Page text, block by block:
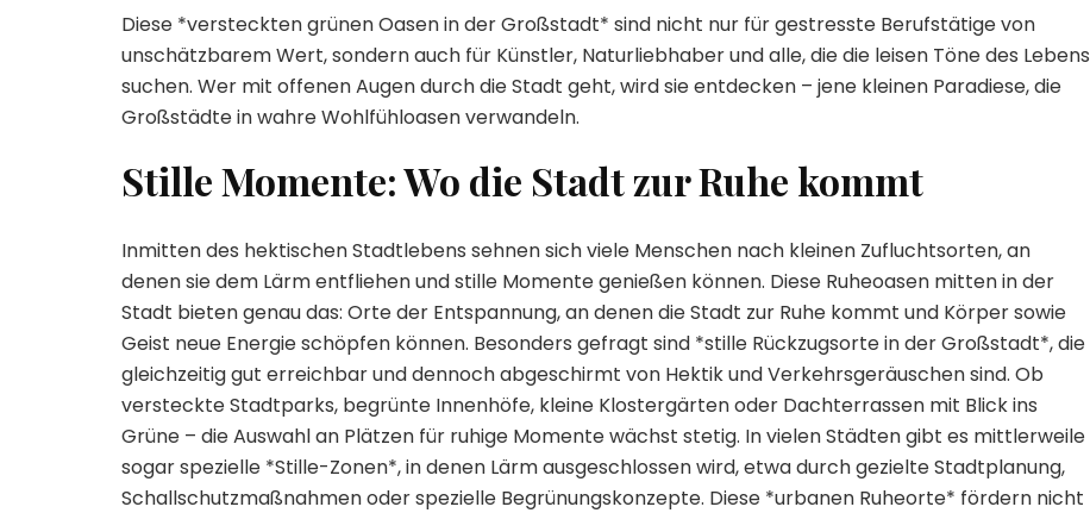
Diese *versteckten grünen Oasen in der Großstadt* sind nicht nur für gestresste Berufstätige von
unschätzbarem Wert, sondern auch für Künstler, Naturliebhaber und alle, die die leisen Töne des Lebens
suchen. Wer mit offenen Augen durch die Stadt geht, wird sie entdecken – jene kleinen Paradiese, die
Großstädte in wahre Wohlfühloasen verwandeln.
Stille Momente: Wo die Stadt zur Ruhe kommt
Inmitten des hektischen Stadtlebens sehnen sich viele Menschen nach kleinen Zufluchtsorten, an
denen sie dem Lärm entfliehen und stille Momente genießen können. Diese Ruheoasen mitten in der
Stadt bieten genau das: Orte der Entspannung, an denen die Stadt zur Ruhe kommt und Körper sowie
Geist neue Energie schöpfen können. Besonders gefragt sind *stille Rückzugsorte in der Großstadt*, die
gleichzeitig gut erreichbar und dennoch abgeschirmt von Hektik und Verkehrsgeräuschen sind. Ob
versteckte Stadtparks, begrünte Innenhöfe, kleine Klostergärten oder Dachterrassen mit Blick ins
Grüne – die Auswahl an Plätzen für ruhige Momente wächst stetig. In vielen Städten gibt es mittlerweile
sogar spezielle *Stille-Zonen*, in denen Lärm ausgeschlossen wird, etwa durch gezielte Stadtplanung,
Schallschutzmaßnahmen oder spezielle Begrünungskonzepte. Diese *urbanen Ruheorte* fördern nicht